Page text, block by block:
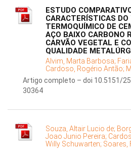
ESTUDO
CARACTERÍSTICAS
TERMOQUÍMICO DE
AÇO BAIXO CARBONO
CARVÃO VEGETAL E
QUALIDADE
Alvim, Marta Barbosa;
Cardoso, Rogério Antão;
Artigo completo – doi 10.5151/
30364
Souza, Altair Lucio de;
Joao Junio Pereira;
Willy Schuwarten; Soares,